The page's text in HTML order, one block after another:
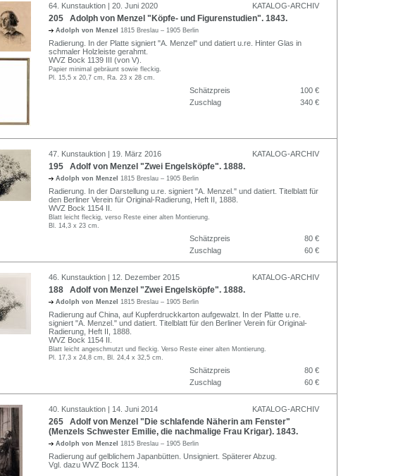
64. Kunstauktion | 20. Juni 2020 KATALOG-ARCHIV
205 Adolph von Menzel "Köpfe- und Figurenstudien". 1843.
Adolph von Menzel 1815 Breslau – 1905 Berlin
Radierung. In der Platte signiert "A. Menzel" und datiert u.re. Hinter Glas in
schmaler Holzleiste gerahmt.
WVZ Bock 1139 III (von V).
Papier minimal gebräunt sowie fleckig.
Pl. 15,5 x 20,7 cm, Ra. 23 x 28 cm.
Schätzpreis
100 €
Zuschlag
340 €
47. Kunstauktion | 19. März 2016 KATALOG-ARCHIV
195 Adolf von Menzel "Zwei Engelsköpfe". 1888.
Adolph von Menzel 1815 Breslau – 1905 Berlin
Radierung. In der Darstellung u.re. signiert "A. Menzel." und datiert. Titelblatt für
den Berliner Verein für Original-Radierung, Heft II, 1888.
WVZ Bock 1154 II.
Blatt leicht fleckig, verso Reste einer alten Montierung.
Bl. 14,3 x 23 cm.
Schätzpreis
80 €
Zuschlag
60 €
46. Kunstauktion | 12. Dezember 2015 KATALOG-ARCHIV
188 Adolf von Menzel "Zwei Engelsköpfe". 1888.
Adolph von Menzel 1815 Breslau – 1905 Berlin
Radierung auf China, auf Kupferdruckkarton aufgewalzt. In der Platte u.re.
signiert "A. Menzel." und datiert. Titelblatt für den Berliner Verein für Original-
Radierung, Heft II, 1888.
WVZ Bock 1154 II.
Blatt leicht angeschmutzt und fleckig. Verso Reste einer alten Montierung.
Pl. 17,3 x 24,8 cm, Bl. 24,4 x 32,5 cm.
Schätzpreis
80 €
Zuschlag
60 €
40. Kunstauktion | 14. Juni 2014 KATALOG-ARCHIV
265 Adolf von Menzel "Die schlafende Näherin am Fenster"
(Menzels Schwester Emilie, die nachmalige Frau Krigar). 1843.
Adolph von Menzel 1815 Breslau – 1905 Berlin
Radierung auf gelblichem Japanbütten. Unsigniert. Späterer Abzug.
Vgl. dazu WVZ Bock 1134.